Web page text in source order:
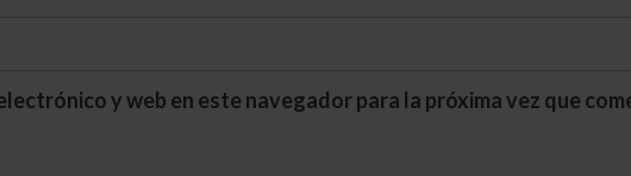
y web en este navegador para la próxima vez que